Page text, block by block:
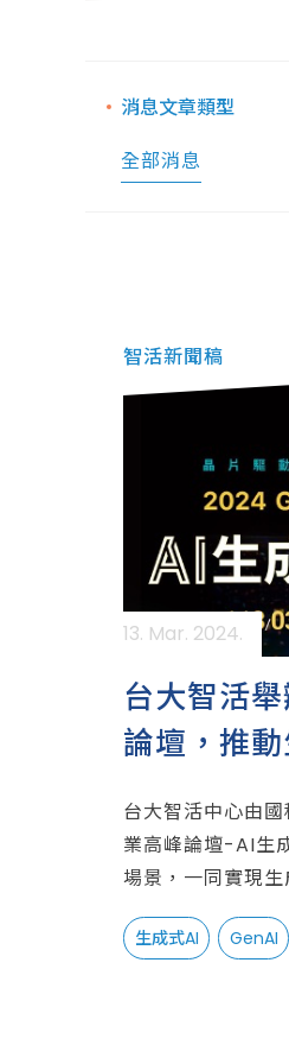
消息文章類型
全部消息
智活新聞稿
13. Mar. 2024.
台大智活
論壇，推
台大智活中心由
業高峰論壇-AI生
場景，一同實現
生成式AI GenAI